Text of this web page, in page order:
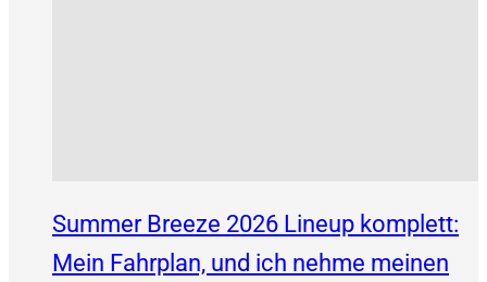
Summer Breeze 2026 Lineup komplett:
Mein Fahrplan, und ich nehme meinen